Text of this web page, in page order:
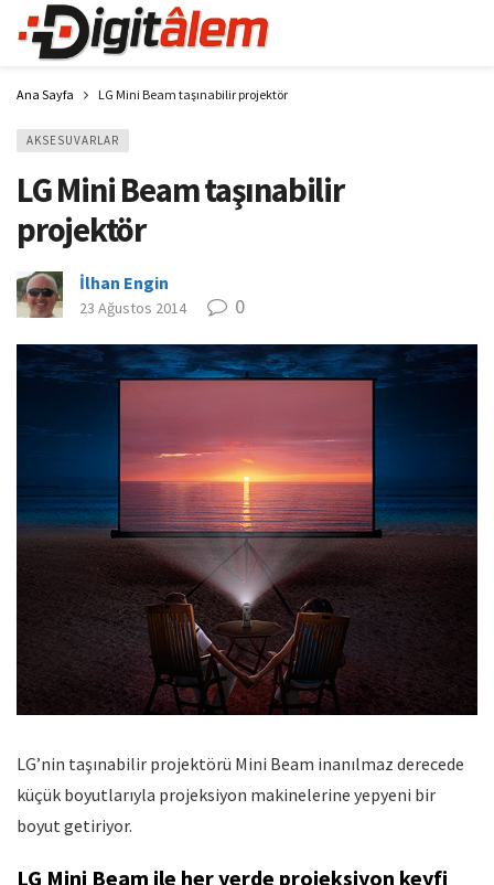
Ana Sayfa LG Mini Beam taşınabilir projektör
AKSESUVARLAR
LG Mini Beam taşınabilir
projektör
İlhan Engin
23 Ağustos 2014 0
LG’nin taşınabilir projektörü Mini Beam inanılmaz derecede
küçük boyutlarıyla projeksiyon makinelerine yepyeni bir
boyut getiriyor.
LG Mini Beam ile her yerde projeksiyon keyfi